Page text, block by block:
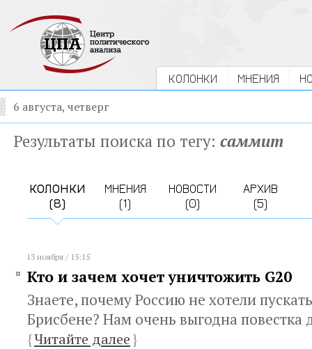
КОЛОНКИ МНЕНИЯ
6 августа, четверг
Результаты поиска по тегу: саммит
КОЛОНКИ
(8)
МНЕНИЯ
(1)
НОВОСТИ
(0)
АРХИВ
(5)
13 ноября / 15:15
Кто и зачем хочет уничтожить G20
Знаете, почему Россию не хотели
Брисбене? Нам очень выгодна повестка
{Читайте далее}